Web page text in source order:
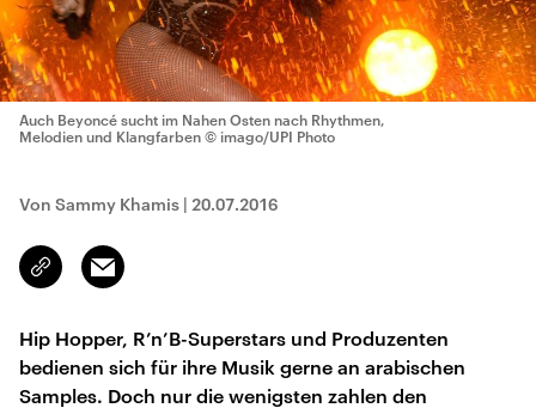
Auch Beyoncé sucht im Nahen Osten nach Rhythmen,
Melodien und Klangfarben © imago/UPI Photo
Von Sammy Khamis | 20.07.2016
Link
kopieren/teilen
Email
Hip Hopper, R’n’B-Superstars und Produzenten
bedienen sich für ihre Musik gerne an arabischen
Samples. Doch nur die wenigsten zahlen den